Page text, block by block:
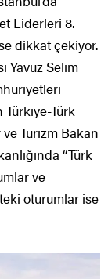
Liderleri 8.
dikkat çekiyor.
Yavuz Selim
Türk
Turizm Bakan
“Türk
ve
oturumlar ise